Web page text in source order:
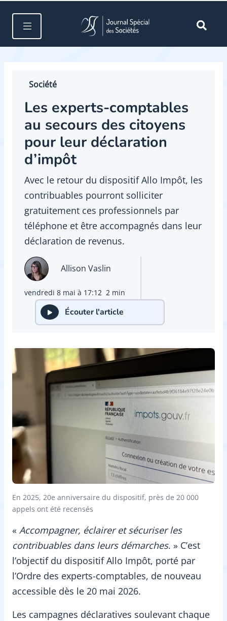
Société
Les experts-comptables
au secours des citoyens
pour leur déclaration
d’impôt
Avec le retour du dispositif Allo Impôt, les
contribuables pourront solliciter
gratuitement ces professionnels par
téléphone et être accompagnés dans leur
déclaration de revenus.
Allison Vaslin
vendredi 8 mai à 17:12 2 min
Écouter l'article
En 2025, 20e anniversaire du dispositif, près de 20 000
appels ont été recensés
« Accompagner, éclairer et sécuriser les
contribuables dans leurs démarches. » C’est
l’objectif du dispositif Allo Impôt, porté par
l’Ordre des experts-comptables, de nouveau
accessible dès le 20 mai 2026.
Les campagnes déclaratives soulevant chaque